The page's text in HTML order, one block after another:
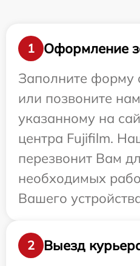
1
Оформление
Заполните форму
или позвоните
указанному на
центра Fujifilm.
перезвонит Вам
необходимых
Вашего
2
Выезд